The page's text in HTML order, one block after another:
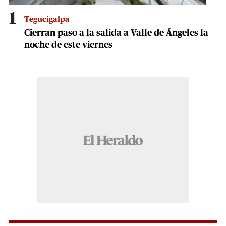
1 Tegucigalpa
Cierran paso a la salida a Valle de Ángeles la
noche de este viernes